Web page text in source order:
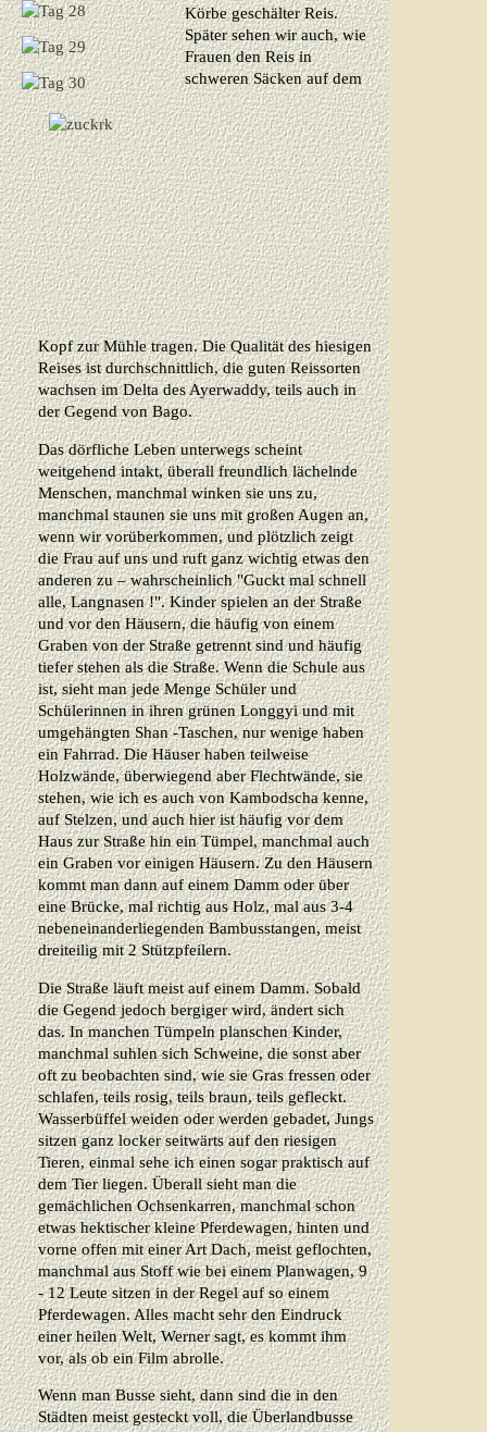
Körbe geschälter Reis.
Später sehen wir auch, wie
Frauen den Reis in
schweren Säcken auf dem
Kopf zur Mühle tragen. Die Qualität des hiesigen
Reises ist durchschnittlich, die guten Reissorten
wachsen im Delta des Ayerwaddy, teils auch in
der Gegend von Bago.
Das dörfliche Leben unterwegs scheint
weitgehend intakt, überall freundlich lächelnde
Menschen, manchmal winken sie uns zu,
manchmal staunen sie uns mit großen Augen an,
wenn wir vorüberkommen, und plötzlich zeigt
die Frau auf uns und ruft ganz wichtig etwas den
anderen zu – wahrscheinlich "Guckt mal schnell
alle, Langnasen !". Kinder spielen an der Straße
und vor den Häusern, die häufig von einem
Graben von der Straße getrennt sind und häufig
tiefer stehen als die Straße. Wenn die Schule aus
ist, sieht man jede Menge Schüler und
Schülerinnen in ihren grünen Longgyi und mit
umgehängten Shan -Taschen, nur wenige haben
ein Fahrrad. Die Häuser haben teilweise
Holzwände, überwiegend aber Flechtwände, sie
stehen, wie ich es auch von Kambodscha kenne,
auf Stelzen, und auch hier ist häufig vor dem
Haus zur Straße hin ein Tümpel, manchmal auch
ein Graben vor einigen Häusern. Zu den Häusern
kommt man dann auf einem Damm oder über
eine Brücke, mal richtig aus Holz, mal aus 3-4
nebeneinanderliegenden Bambusstangen, meist
dreiteilig mit 2 Stützpfeilern.
Die Straße läuft meist auf einem Damm. Sobald
die Gegend jedoch bergiger wird, ändert sich
das. In manchen Tümpeln planschen Kinder,
manchmal suhlen sich Schweine, die sonst aber
oft zu beobachten sind, wie sie Gras fressen oder
schlafen, teils rosig, teils braun, teils gefleckt.
Wasserbüffel weiden oder werden gebadet, Jungs
sitzen ganz locker seitwärts auf den riesigen
Tieren, einmal sehe ich einen sogar praktisch auf
dem Tier liegen. Überall sieht man die
gemächlichen Ochsenkarren, manchmal schon
etwas hektischer kleine Pferdewagen, hinten und
vorne offen mit einer Art Dach, meist geflochten,
manchmal aus Stoff wie bei einem Planwagen, 9
- 12 Leute sitzen in der Regel auf so einem
Pferdewagen. Alles macht sehr den Eindruck
einer heilen Welt, Werner sagt, es kommt ihm
vor, als ob ein Film abrolle.
Wenn man Busse sieht, dann sind die in den
Städten meist gesteckt voll, die Überlandbusse